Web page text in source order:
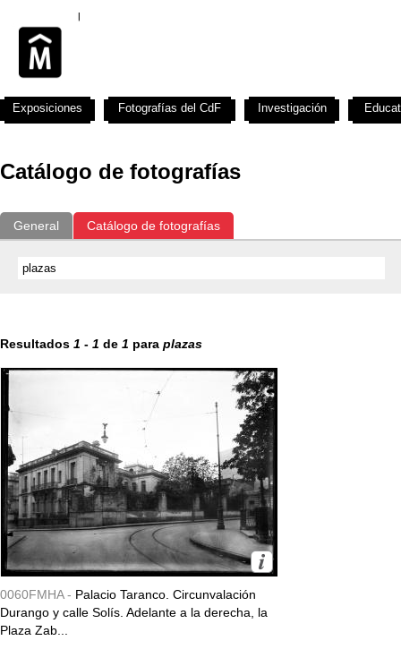
Catálogo de fotografías
General Catálogo de fotografías
Resultados 1 - 1 de 1 para plazas
0060FMHA - Palacio Taranco. Circunvalación
Durango y calle Solís. Adelante a la derecha, la
Plaza Zab...
Exposiciones Fotografías del CdF Investigación